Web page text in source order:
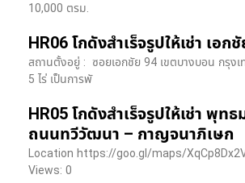
10,000 ตรม.
HR06 โกดังสำเร็จรูปให้เช่า เอก
สถานตั้งอยู่ : ซอยเอกชัย 94 เขตบางบอน กรุง
5 ไร่ เป็นการพั
HR05 โกดังสำเร็จรูปให้เช่า พุ
ถนนทวีวัฒนา – กาญจนาภิเษก
Location https://goo.gl/maps/
Views: 0